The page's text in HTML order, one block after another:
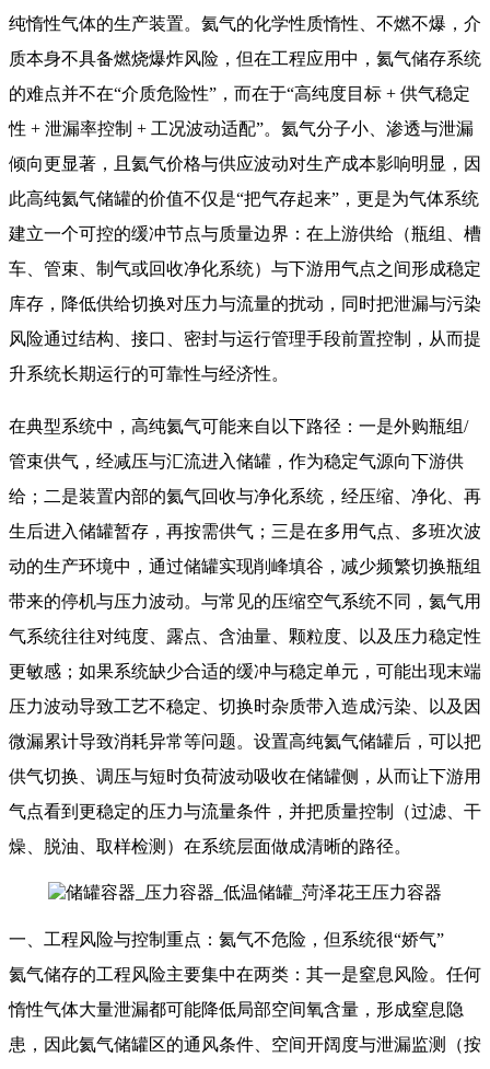
纯惰性气体的生产装置。氦气的化学性质惰性、不燃不爆，介
质本身不具备燃烧爆炸风险，但在工程应用中，氦气储存系统
的难点并不在“介质危险性”，而在于“高纯度目标 + 供气稳定
性 + 泄漏率控制 + 工况波动适配”。氦气分子小、渗透与泄漏
倾向更显著，且氦气价格与供应波动对生产成本影响明显，因
此高纯氦气储罐的价值不仅是“把气存起来”，更是为气体系统
建立一个可控的缓冲节点与质量边界：在上游供给（瓶组、槽
车、管束、制气或回收净化系统）与下游用气点之间形成稳定
库存，降低供给切换对压力与流量的扰动，同时把泄漏与污染
风险通过结构、接口、密封与运行管理手段前置控制，从而提
升系统长期运行的可靠性与经济性。
在典型系统中，高纯氦气可能来自以下路径：一是外购瓶组/
管束供气，经减压与汇流进入储罐，作为稳定气源向下游供
给；二是装置内部的氦气回收与净化系统，经压缩、净化、再
生后进入储罐暂存，再按需供气；三是在多用气点、多班次波
动的生产环境中，通过储罐实现削峰填谷，减少频繁切换瓶组
带来的停机与压力波动。与常见的压缩空气系统不同，氦气用
气系统往往对纯度、露点、含油量、颗粒度、以及压力稳定性
更敏感；如果系统缺少合适的缓冲与稳定单元，可能出现末端
压力波动导致工艺不稳定、切换时杂质带入造成污染、以及因
微漏累计导致消耗异常等问题。设置高纯氦气储罐后，可以把
供气切换、调压与短时负荷波动吸收在储罐侧，从而让下游用
气点看到更稳定的压力与流量条件，并把质量控制（过滤、干
燥、脱油、取样检测）在系统层面做成清晰的路径。
一、工程风险与控制重点：氦气不危险，但系统很“娇气”
氦气储存的工程风险主要集中在两类：其一是窒息风险。任何
惰性气体大量泄漏都可能降低局部空间氧含量，形成窒息隐
患，因此氦气储罐区的通风条件、空间开阔度与泄漏监测（按